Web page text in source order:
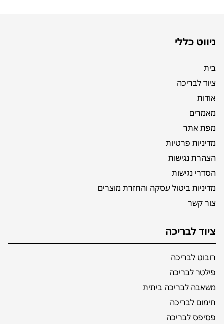
ניווט כללי
בית
ציוד לבריכה
אודות
מאמרים
מפת אתר
מדיניות פרטיות
הצהרת נגישות
הסדרי נגישות
מדיניות ביטול עסקה והחזרת מוצרים
צור קשר
ציוד לבריכה
רובוט לבריכה
פילטר לבריכה
משאבה לבריכה ביתית
חימום לבריכה
פסיפס לבריכה